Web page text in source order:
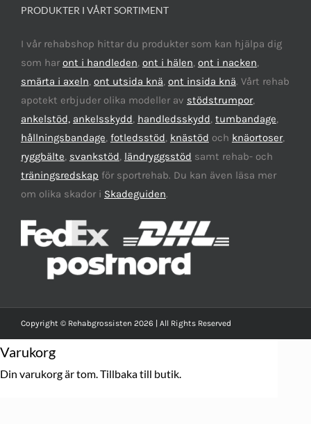
PRODUKTER I VÅRT SORTIMENT
I vår rehabshop hittar du produkter som kan hjälpa dig
som haront i handleden, ont i hälen, ont i nacken,
smärta i axeln, ont utsida knä, ont insida knä. Vårt rehab
apotekt erbjuder olika modeller av stödstrumpor,
ankelstöd, ankelsskydd, handledsskydd, tumbandage,
hållningsbandage, fotledsstöd, knästöd och knäortoser,
ryggbälte, svankstöd, ländryggsstöd samt rehab- och
träningsredskap för sportrehab. Du kan även läsa mer
om olika skador i Skadeguiden.
Copyright © Rehabgrossisten 2026 | All Rights Reserved
Varukorg
Din varukorg är tom.Tillbaka till butik.